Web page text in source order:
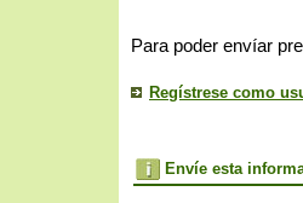
Para poder envíar
Regístrese como
Envíe esta